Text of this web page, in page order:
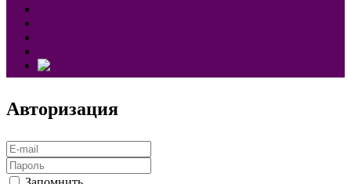
Авторизация